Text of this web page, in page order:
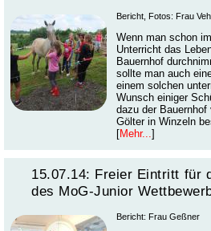
Bericht, Fotos: Frau
Wenn man schon
Unterricht das
Bauernhof
sollte man auch
einem solchen
Wunsch einiger
dazu der Bauernhof
Gölter in Winzeln
[Mehr...]
15.07.14: Freier Eintritt für
des MoG-Junior
Bericht: Frau Geßner